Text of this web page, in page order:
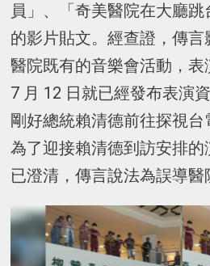
員」、「奇美醫院在大廳跳
的影片貼文。經查證，傳
醫院既有的音樂會活動，表
7 月 12 日就已經發布表演
剛好總統賴清德前往探視
為了迎接賴清德到訪安排
已澄清，傳言說法為誤導醫